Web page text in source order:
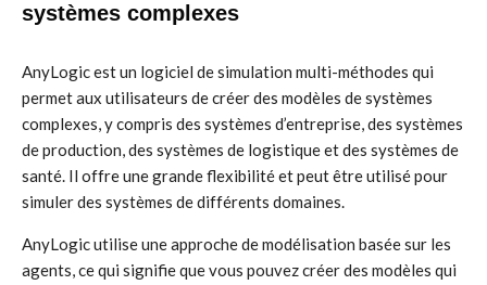
systèmes complexes
AnyLogic est un logiciel de simulation multi-méthodes qui
permet aux utilisateurs de créer des modèles de systèmes
complexes, y compris des systèmes d’entreprise, des systèmes
de production, des systèmes de logistique et des systèmes de
santé. Il offre une grande flexibilité et peut être utilisé pour
simuler des systèmes de différents domaines.
AnyLogic utilise une approche de modélisation basée sur les
agents, ce qui signifie que vous pouvez créer des modèles qui